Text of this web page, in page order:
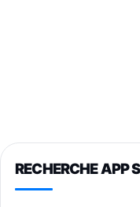
RECHERCHE APP